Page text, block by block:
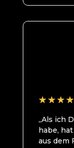
„Als ich
habe,
aus dem